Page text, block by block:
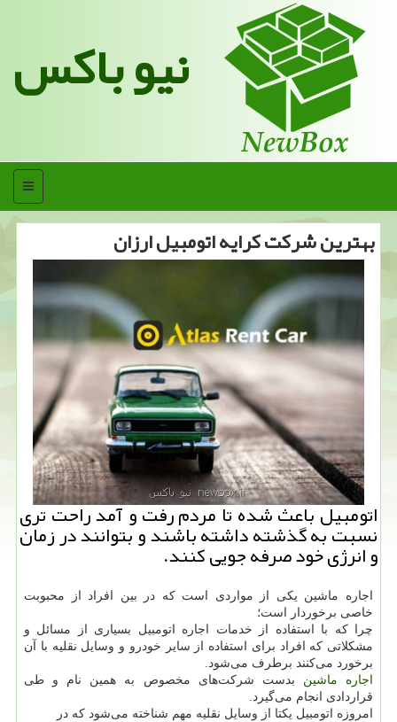
نیو باکس
منو
بهترین شركت كرایه اتومبیل ارزان
اتومبیل باعث شده تا مردم رفت و آمد راحت تری
نسبت به گذشته داشته باشند و بتوانند در زمان
و انرژی خود صرفه جویی كنند.
اجاره ماشین یکی از مواردی است که در بین افراد از محبوبت
خاصی برخوردار است؛
چرا که با استفاده از خدمات اجاره اتومبیل بسیاری از مسائل و
مشکلاتی که افراد برای استفاده از سایر خودرو و وسایل نقلیه با آن
برخورد می‌کنند برطرف می‌شود.
اجاره ماشین بدست شرکت‌های مخصوص به همین نام و طی
قراردادی انجام می‌گیرد.
امروزه اتومبیل یکتا از وسایل نقلیه مهم شناخته می‌شود که در